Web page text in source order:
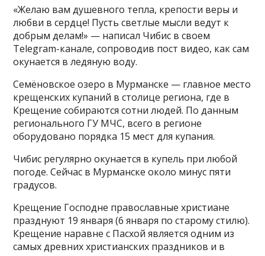
«Желаю вам душевного тепла, крепости веры и
любви в сердце! Пусть светлые мысли ведут к
добрым делам!» — написал Чибис в своем
Telegram-канале, сопроводив пост видео, как сам
окунается в ледяную воду.
Семёновское озеро в Мурманске — главное место
крещенских купаний в столице региона, где в
Крещение собираются сотни людей. По данным
регионального ГУ МЧС, всего в регионе
оборудовано порядка 15 мест для купания.
Чибис регулярно окунается в купель при любой
погоде. Сейчас в Мурманске около минус пяти
градусов.
Крещение Господне православные христиане
празднуют 19 января (6 января по старому стилю).
Крещение наравне с Пасхой является одним из
самых древних христианских праздников и в